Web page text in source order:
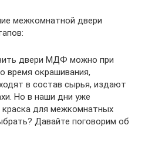
межкомнатной двери
двери МДФ можно при
время окрашивания,
в состав сырья, издают
Но в наши дни уже
краска для межкомнатных
Давайте поговорим об